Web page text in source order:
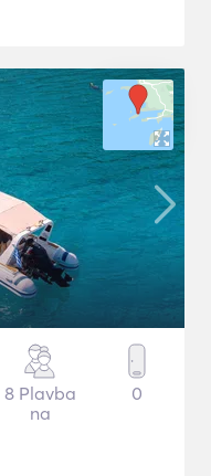
8 Plavba
na
0